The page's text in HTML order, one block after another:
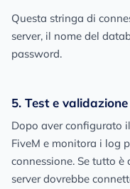
Questa stringa di
server, il nome del
password.
5. Test e validazione
Dopo aver configurato
FiveM e monitora i log
connessione. Se tutto
server dovrebbe